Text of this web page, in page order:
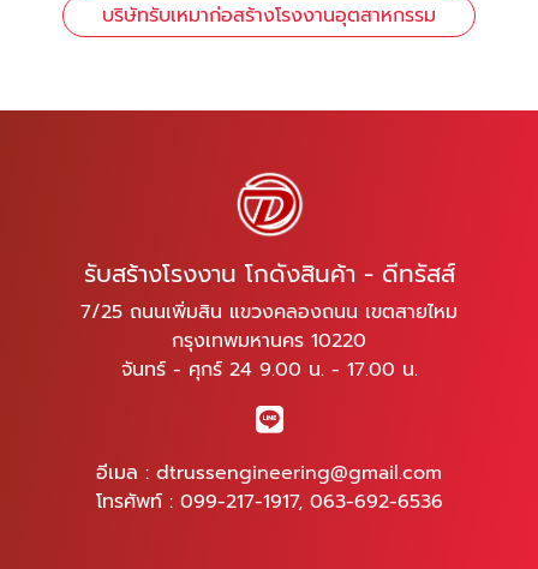
บริษัทรับเหมาก่อสร้างโรงงานอุตสาหกรรม
รับสร้างโรงงาน โกดังสินค้า - ดีทรัสส์
7/25 ถนนเพิ่มสิน แขวงคลองถนน เขตสายไหม
กรุงเทพมหานคร 10220
จันทร์ - ศุกร์ 24 9.00 น. - 17.00 น.
อีเมล : dtrussengineering@gmail.com
โทรศัพท์ : 099-217-1917, 063-692-6536